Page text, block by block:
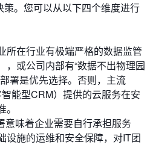
。您可以从以下四个维度进行
所在行业有极端严格的数据监管
，或公司内部有“数据不出物理园
署是优先选择。否则，主流
能型CRM）提供的云服务在安
意味着企业需要自行承担服务
设施的运维和安全保障，对IT团